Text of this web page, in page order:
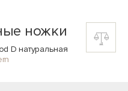
ножки
D натуральная